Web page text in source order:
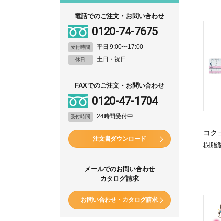
電話でのご注文・お問い合わせ
0120-74-7675
受付時間 平日 9:00〜17:00
休日 土日・祝日
FAXでのご注文・お問い合わせ
0120-47-1704
受付時間 24時間受付中
注文書ダウンロード
メールでのお問い合わせ
カタログ請求
お問い合わせ・カタログ請求
コ
樹脂